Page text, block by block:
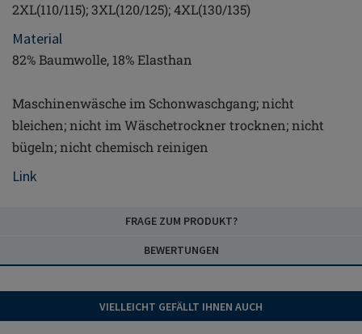
2XL(110/115); 3XL(120/125); 4XL(130/135)
Material
82% Baumwolle, 18% Elasthan
Maschinenwäsche im Schonwaschgang; nicht
bleichen; nicht im Wäschetrockner trocknen; nicht
bügeln; nicht chemisch reinigen
Link
FRAGE ZUM PRODUKT?
BEWERTUNGEN
VIELLEICHT GEFÄLLT IHNEN AUCH